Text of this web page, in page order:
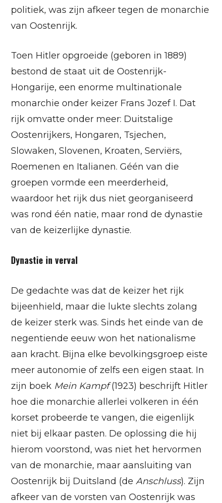
politiek, was zijn afkeer tegen de monarchie
van Oostenrijk.
Toen Hitler opgroeide (geboren in 1889)
bestond de staat uit de Oostenrijk-
Hongarije, een enorme multinationale
monarchie onder keizer Frans Jozef I. Dat
rijk omvatte onder meer: Duitstalige
Oostenrijkers, Hongaren, Tsjechen,
Slowaken, Slovenen, Kroaten, Serviërs,
Roemenen en Italianen. Géén van die
groepen vormde een meerderheid,
waardoor het rijk dus niet georganiseerd
was rond één natie, maar rond de dynastie
van de keizerlijke dynastie.
Dynastie in verval
De gedachte was dat de keizer het rijk
bijeenhield, maar die lukte slechts zolang
de keizer sterk was. Sinds het einde van de
negentiende eeuw won het nationalisme
aan kracht. Bijna elke bevolkingsgroep eiste
meer autonomie of zelfs een eigen staat. In
zijn boek Mein Kampf(1923) beschrijft Hitler
hoe die monarchie allerlei volkeren in één
korset probeerde te vangen, die eigenlijk
niet bij elkaar pasten. De oplossing die hij
hierom voorstond, was niet het hervormen
van de monarchie, maar aansluiting van
Oostenrijk bij Duitsland (deAnschluss). Zijn
afkeer van de vorsten van Oostenrijk was